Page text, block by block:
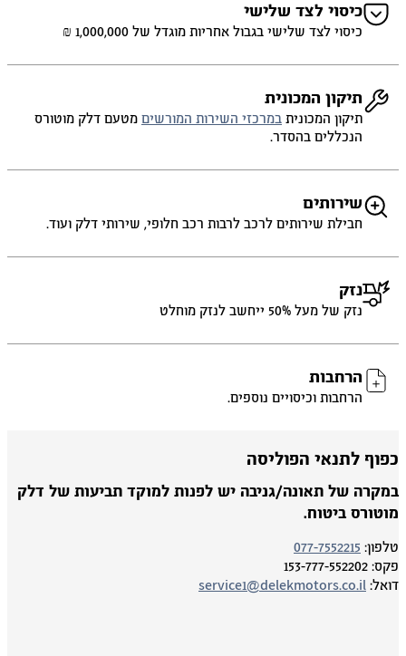
כיסוי לצד שלישי
כיסוי לצד שלישי בגבול אחריות מוגדל של 1,000,000 ₪
תיקון המכונית
תיקון המכוניתבמרכזי השירות המורשיםמטעם דלק מוטורס
הנכללים בהסדר.
שירותים
חבילת שירותים לרכב לרבות רכב חלופי, שירותי דלק ועוד.
נזק
נזק של מעל 50% ייחשב לנזק מוחלט
הרחבות
הרחבות וכיסויים נוספים.
לתנאי הפוליסה
של תאונה/גניבה יש לפנות למוקד תביעות של דלק
ביטוח.
077-7552215
153-777-552202
service1@delekmotors.co.il